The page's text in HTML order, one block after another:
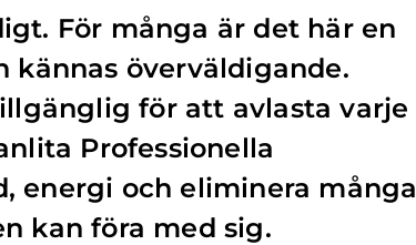
För många är det här en
kännas överväldigande.
för att avlasta varje
Professionella
energi och eliminera många
kan föra med sig.